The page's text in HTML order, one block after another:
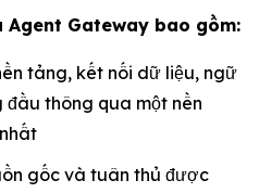
Agent Gateway bao gồm:
tảng, kết nối dữ liệu, ngữ
thông qua một nền
gốc và tuân thủ được